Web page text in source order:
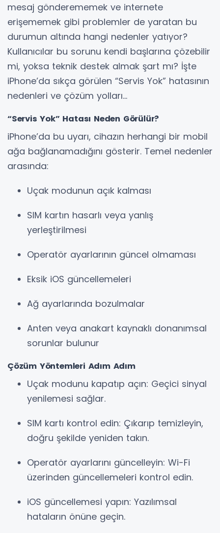
mesaj gönderememek ve internete
erişememek gibi problemler de yaratan bu
durumun altında hangi nedenler yatıyor?
Kullanıcılar bu sorunu kendi başlarına çözebilir
mi, yoksa teknik destek almak şart mı? İşte
iPhone’da sıkça görülen “Servis Yok” hatasının
nedenleri ve çözüm yolları…
“Servis Yok” Hatası Neden Görülür?
iPhone’da bu uyarı, cihazın herhangi bir mobil
ağa bağlanamadığını gösterir. Temel nedenler
arasında:
Uçak modunun açık kalması
SIM kartın hasarlı veya yanlış
yerleştirilmesi
Operatör ayarlarının güncel olmaması
Eksik iOS güncellemeleri
Ağ ayarlarında bozulmalar
Anten veya anakart kaynaklı donanımsal
sorunlar bulunur
Çözüm Yöntemleri Adım Adım
Uçak modunu kapatıp açın: Geçici sinyal
yenilemesi sağlar.
SIM kartı kontrol edin: Çıkarıp temizleyin,
doğru şekilde yeniden takın.
Operatör ayarlarını güncelleyin: Wi-Fi
üzerinden güncellemeleri kontrol edin.
iOS güncellemesi yapın: Yazılımsal
hataların önüne geçin.